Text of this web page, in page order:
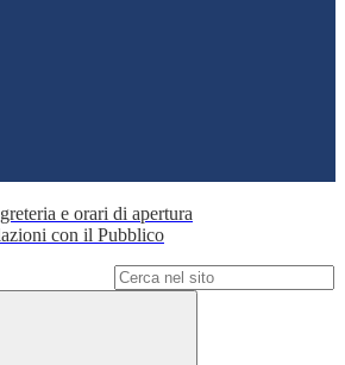
e orari di apertura
con il Pubblico